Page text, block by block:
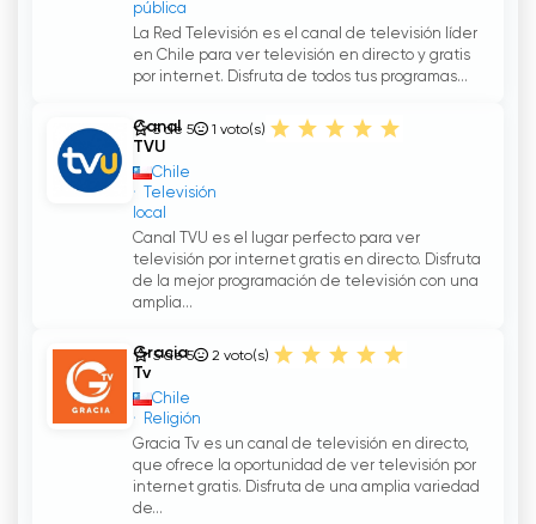
pública
La Red Televisión es el canal de televisión líder
en Chile para ver televisión en directo y gratis
por internet. Disfruta de todos tus programas...
Canal
TVU
Chile
Televisión
local
5 de 5 1 voto(s)
Canal TVU es el lugar perfecto para ver
televisión por internet gratis en directo. Disfruta
de la mejor programación de televisión con una
amplia...
Gracia
Tv
Chile
Religión
5 de 5 2 voto(s)
Gracia Tv es un canal de televisión en directo,
que ofrece la oportunidad de ver televisión por
internet gratis. Disfruta de una amplia variedad
de...